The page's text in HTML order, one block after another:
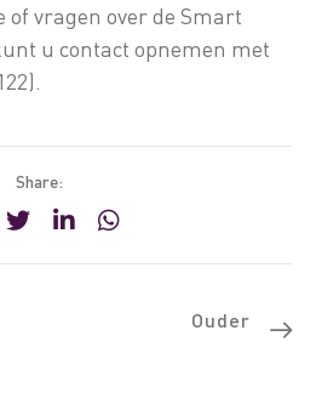
vragen over de Smart
u contact opnemen met
Share:
Ouder